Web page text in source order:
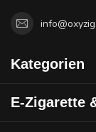
Kategorien
E-Zigarette